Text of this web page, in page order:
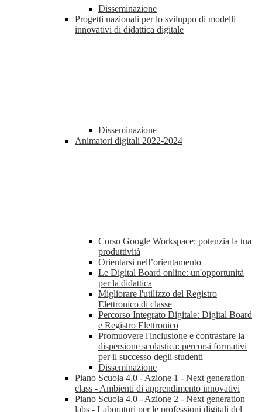
Disseminazione
Progetti nazionali per lo sviluppo di modelli
innovativi di didattica digitale
Disseminazione
Animatori digitali 2022-2024
Corso Google Workspace: potenzia la tua
produttività
Orientarsi nell’orientamento
Le Digital Board online: un'opportunità
per la didattica
Migliorare l'utilizzo del Registro
Elettronico di classe
Percorso Integrato Digitale: Digital Board
e Registro Elettronico
Promuovere l'inclusione e contrastare la
dispersione scolastica: percorsi formativi
per il successo degli studenti
Disseminazione
Piano Scuola 4.0 - Azione 1 - Next generation
class - Ambienti di apprendimento innovativi
Piano Scuola 4.0 - Azione 2 - Next generation
labs - Laboratori per le professioni digitali del